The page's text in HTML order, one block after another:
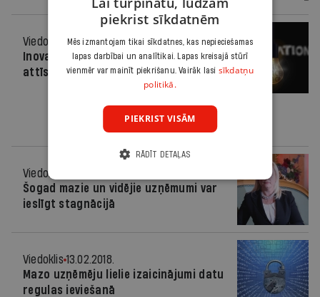
Viedoklis
27.02.2018.
Inovatīvā ekonomika − Latvijas
attīstības stūrakmens
Viedoklis
Šogad mazie un vidējie uzņēmumi var
ieslīgt stagnācijā
Viedoklis 13.02.2018.
Mazo uzņēmēju lielie izaicinājumi datu
regulas ieviešanā
piekrist sīkdatnēm
Mēs izmantojam tikai sīkdatnes, kas nepieciešamas
lapas darbībai un analītikai. Lapas kreisajā stūrī
vienmēr var mainīt piekrišanu. Vairāk lasi sīkdatņu
politikā.
PIEKRIST VISĀM
RĀDĪT DETAĻAS